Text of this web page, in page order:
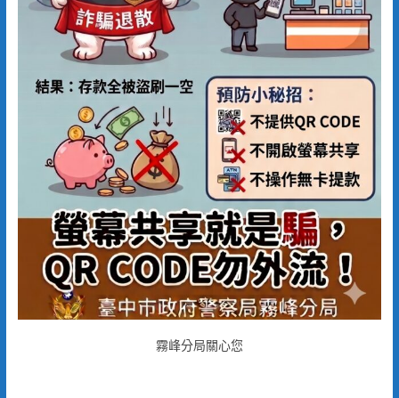
霧峰分局關心您